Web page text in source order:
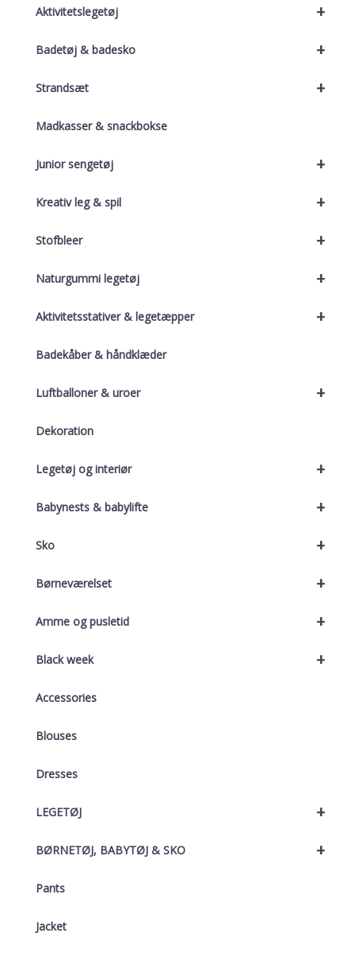
+
Aktivitetslegetøj
+
Badetøj & badesko
+
Strandsæt
Madkasser & snackbokse
+
Junior sengetøj
+
Kreativ leg & spil
+
Stofbleer
+
Naturgummi legetøj
+
Aktivitetsstativer & legetæpper
Badekåber & håndklæder
+
Luftballoner & uroer
Dekoration
+
Legetøj og interiør
+
Babynests & babylifte
+
Sko
+
Børneværelset
+
Amme og pusletid
+
Black week
Accessories
Blouses
Dresses
+
LEGETØJ
+
BØRNETØJ, BABYTØJ & SKO
Pants
Jacket